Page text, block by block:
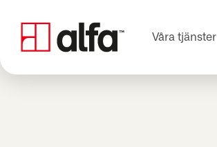
Våra tjänster